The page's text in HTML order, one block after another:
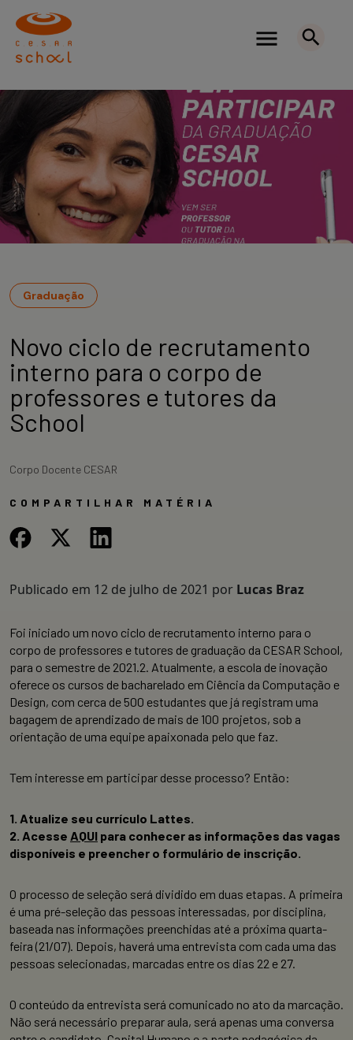
Graduação
Novo ciclo de recrutamento
interno para o corpo de
professores e tutores da
School
Corpo Docente CESAR
COMPARTILHAR MATÉRIA
Publicado em 12 de julho de 2021 por Lucas Braz
Foi iniciado um novo ciclo de recrutamento interno para o
corpo de professores e tutores de graduação da CESAR School,
para o semestre de 2021.2. Atualmente, a escola de inovação
oferece os cursos de bacharelado em Ciência da Computação e
Design, com cerca de 500 estudantes que já registram uma
bagagem de aprendizado de mais de 100 projetos, sob a
orientação de uma equipe apaixonada pelo que faz.
Tem interesse em participar desse processo? Então:
1. Atualize seu currículo Lattes.
2. Acesse AQUI para conhecer as informações das vagas
disponíveis e preencher o formulário de inscrição.
O processo de seleção será dividido em duas etapas. A primeira
é uma pré-seleção das pessoas interessadas, por disciplina,
baseada nas informações preenchidas até a próxima quarta-
feira (21/07). Depois, haverá uma entrevista com cada uma das
pessoas selecionadas, marcadas entre os dias 22 e 27.
O conteúdo da entrevista será comunicado no ato da marcação.
Não será necessário preparar aula, será apenas uma conversa